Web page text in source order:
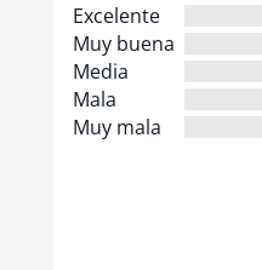
Excelente
Muy buena
Media
Mala
Muy mala